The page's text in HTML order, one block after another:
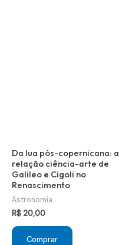
Da lua pós-copernicana: a
relação ciência-arte de
Galileo e Cigoli no
Renascimento
Astronomia
R$ 20,00
Comprar